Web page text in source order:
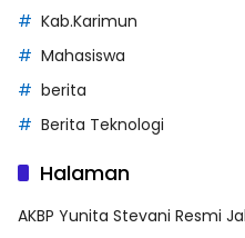
Kab.Karimun
Mahasiswa
berita
Berita Teknologi
Halaman
AKBP Yunita Stevani Resmi